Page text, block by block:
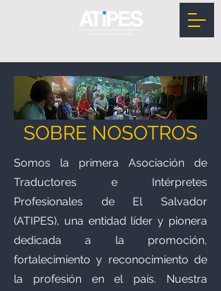
SOBRE NOSOTROS
Somos la primera Asociación de
Traductores e Intérpretes
Profesionales de El Salvador
(ATIPES), una entidad líder y pionera
dedicada a la promoción,
fortalecimiento y reconocimiento de
la profesión en el país. Nuestra